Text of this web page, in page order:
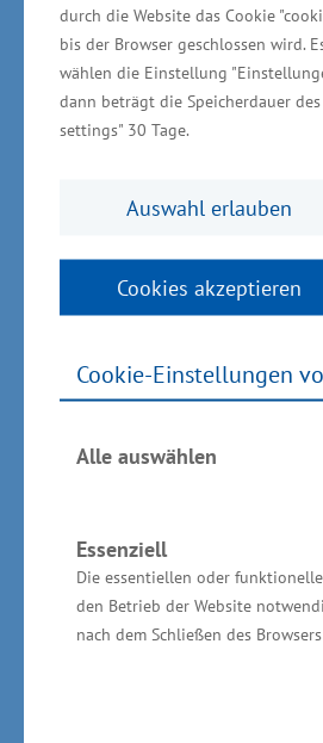
durch die Website das Cookie
bis der Browser geschlossen wird.
wählen die Einstellung
dann beträgt die Speicherdauer
settings" 30 Tage.
Auswahl erlauben
Cookies akzeptieren
Cookie-Einstellungen
Alle auswählen
Essenziell
Die essentiellen oder
den Betrieb der Website
nach dem Schließen des
Investoren profitieren von
Angebot an Gewerbe- und
perfekter infrastruktureller
gut ausgebildeten
Mecklenburg-Vorpommern
Investoren als
Seite wie die regionalen
Ansiedlungs- und
werden von attraktiven
Vorpommern begleitet.
Folgende